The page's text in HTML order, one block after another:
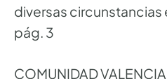
diversas
pág. 3
COMUNIDAD